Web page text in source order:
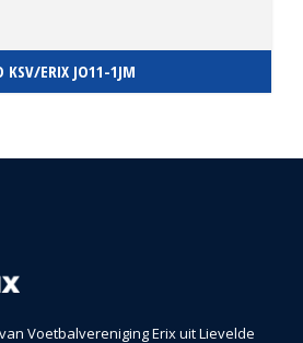
KSV/ERIX JO11-1JM
Voetbalvereniging Erix uit Lievelde